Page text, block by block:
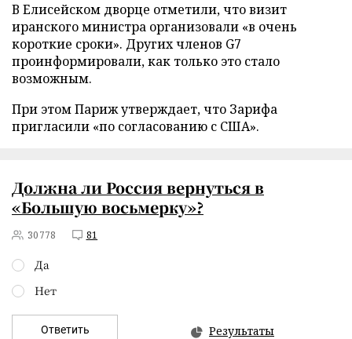
В Елисейском дворце отметили, что визит
иранского министра организовали «в очень
короткие сроки». Других членов G7
проинформировали, как только это стало
возможным.
При этом Париж утверждает, что Зарифа
пригласили «по согласованию с США».
Должна ли Россия вернуться в
«Большую восьмерку»?
30778 81
Да
Нет
Ответить Результаты